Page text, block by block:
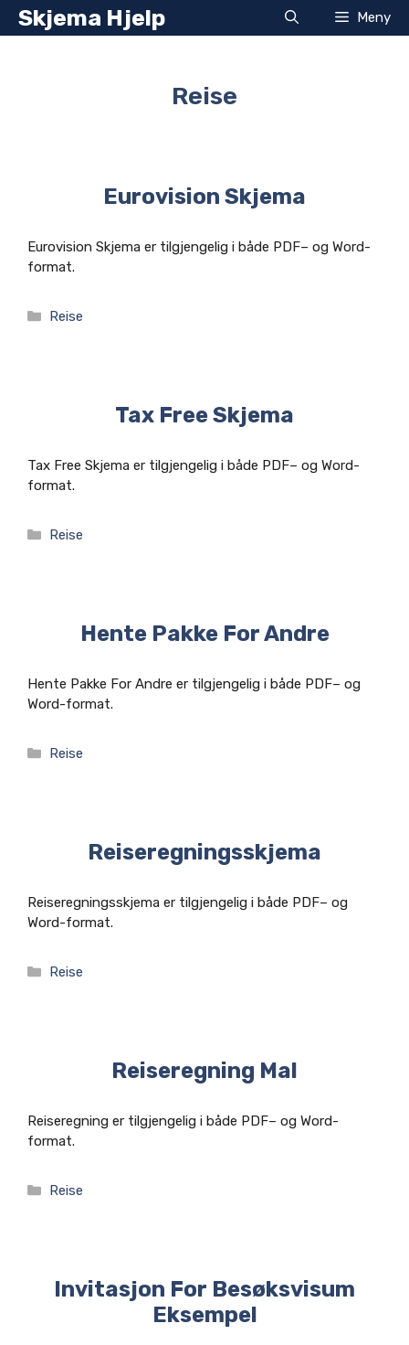
HoppSkjema Hjelp Meny
Reise
Eurovision Skjema
Eurovision Skjema er tilgjengelig i både PDF– og Word-
format.
Kategorier
Reise
Tax Free Skjema
Tax Free Skjema er tilgjengelig i både PDF– og Word-
format.
Kategorier
Reise
Hente Pakke For Andre
Hente Pakke For Andre er tilgjengelig i både PDF– og
Word-format.
Kategorier
Reise
Reiseregningsskjema
Reiseregningsskjema er tilgjengelig i både PDF– og
Word-format.
Kategorier
Reise
Reiseregning Mal
Reiseregning er tilgjengelig i både PDF– og Word-
format.
Kategorier
Reise
Invitasjon For Besøksvisum
Eksempel